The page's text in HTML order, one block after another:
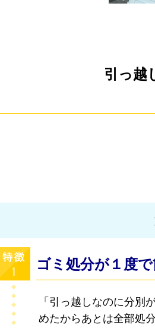
引っ越
ゴミ処分が１度
「引っ越しなのに分別
めたからあとは全部処